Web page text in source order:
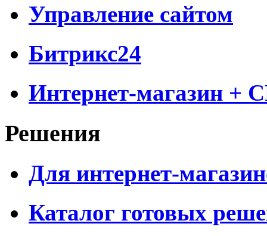
Управление сайтом
Битрикс24
Интернет-магазин +
Решения
Для интернет-
Каталог готовых